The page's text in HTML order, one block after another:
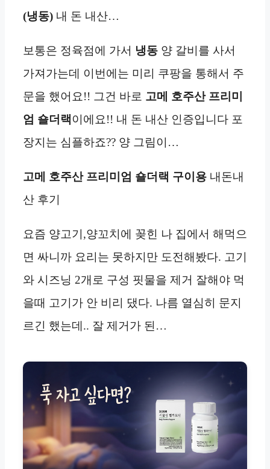
(냉동) 내 돈 내산…
보통은 정육점에 가서 냉동 양 갈비를 사서
가져가는데 이번에는 미리 쿠팡을 통해서 주
문을 했어요!! 그건 바로 고메 호주산 프리미
엄 숄더랙이에요!! 내 돈 내산 인증입니다 포
장지는 심플하죠?? 양 그림이…
고메 호주산 프리미엄 숄더랙 구이용 내돈내
산 후기
요즘 양고기,양꼬치에 꽂힌 나 집에서 해먹으
면 싸니까 요리는 못하지만 도전해봤다. 고기
와 시즈닝 2개로 구성 핏물을 제거 잘해야 먹
을때 고기가 안 비리 댔다. 나름 열심히 문지
르긴 했는데.. 잘 제거가 된…